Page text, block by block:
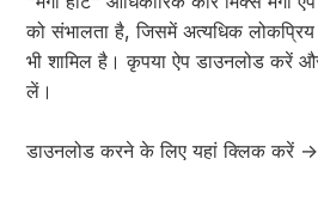
को संभालता है, जिसमें अत्यधिक
भी शामिल है। कृपया ऐप डाउनलोड करें
लें।
डाउनलोड करने के लिए यहां क्लिक करें →